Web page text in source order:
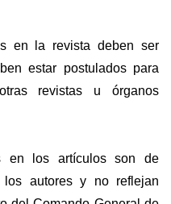
en la revista deben ser
estar postulados para
revistas u órganos
en los artículos son de
los autores y no reflejan